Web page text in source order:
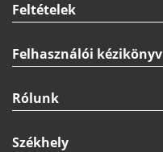
Feltételek
Felhasználói kézikönyv
Rólunk
Székhely